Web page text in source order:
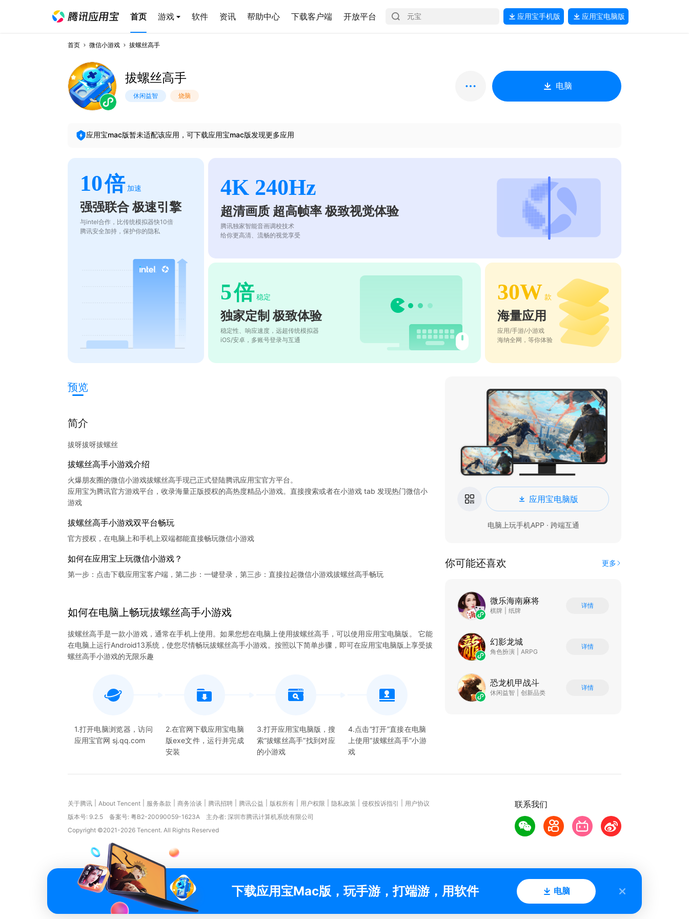
首页 游戏 软件 资讯 帮助中心 下载客户端 开放平台 应用宝手机版 应用宝电脑版
首页 微信小游戏 拔螺丝高手
拔螺丝高手
休闲益智 烧脑
电脑
应用宝mac版暂未适配该应用，可下载应用宝mac版发现更多应用
10倍 加速
强强联合 极速引擎
与intel合作，比传统模拟器快10倍
腾讯安全加持，保护你的隐私
4K 240Hz
超清画质 超高帧率 极致视觉体验
腾讯独家智能音画调校技术
给你更高清、流畅的视觉享受
5倍 稳定
独家定制 极致体验
稳定性、响应速度，远超传统模拟器
iOS/安卓，多账号登录与互通
30W 款
海量应用
应用/手游/小游戏
海纳全网，等你体验
预览
简介
拔呀拔呀拔螺丝
拔螺丝高手小游戏介绍
火爆朋友圈的微信小游戏拔螺丝高手现已正式登陆腾讯应用宝官方平台。
应用宝为腾讯官方游戏平台，收录海量正版授权的高热度精品小游戏。直接搜索或者在小游戏 tab 发现热门微信小
拔螺丝高手小游戏双平台畅玩
官方授权，在电脑上和手机上双端都能直接畅玩微信小游戏
如何在应用宝上玩微信小游戏？
第一步：点击下载应用宝客户端，第二步：一键登录，第三步：直接拉起微信小游戏拔螺丝高手畅玩
如何在电脑上畅玩拔螺丝高手小游戏
拔螺丝高手是一款小游戏，通常在手机上使用。如果您想在电脑上使用拔螺丝高手，可以使用应用宝电脑版。 它能
在电脑上运行Android13系统，使您尽情畅玩拔螺丝高手小游戏。按照以下简单步骤，即可在应用宝电脑版上享受拔
螺丝高手小游戏的无限乐趣
1.打开电脑浏览器，访问
应用宝官网 sj.qq.com
2.在官网下载应用宝电脑
版exe文件，运行并完成
安装
3.打开应用宝电脑版，搜
索“拔螺丝高手”找到对应
的小游戏
4.点击“打开”直接在电脑
上使用“拔螺丝高手”小游
戏
应用宝电脑版
电脑上玩手机APP · 跨端互通
你可能还喜欢 更多
微乐海南麻将
棋牌 纸牌
详情
幻影龙城
角色扮演 ARPG
详情
恐龙机甲战斗
休闲益智 创新品类
详情
联系我们
关于腾讯 About Tencent 服务条款 商务洽谈 腾讯招聘 腾讯公益 版权所有 用户权限 隐私政策 侵权投诉指引
用户协议
版本号: 9.2.5 备案号: 粤B2-20090059-1623A
主办者: 深圳市腾讯计算机系统有限公司
Copyright ©2021-2026 Tencent. All Rights Reserved
下载应用宝Mac版，玩手游，打端游，用软件 电脑